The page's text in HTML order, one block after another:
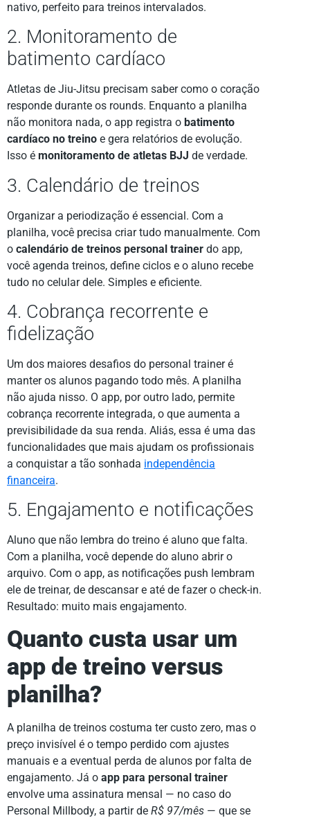
nativo, perfeito para treinos intervalados.
2. Monitoramento de
batimento cardíaco
Atletas de Jiu-Jitsu precisam saber como o coração
responde durante os rounds. Enquanto a planilha
não monitora nada, o app registra o batimento
cardíaco no treino e gera relatórios de evolução.
Isso é monitoramento de atletas BJJ de verdade.
3. Calendário de treinos
Organizar a periodização é essencial. Com a
planilha, você precisa criar tudo manualmente. Com
o calendário de treinos personal trainer do app,
você agenda treinos, define ciclos e o aluno recebe
tudo no celular dele. Simples e eficiente.
4. Cobrança recorrente e
fidelização
Um dos maiores desafios do personal trainer é
manter os alunos pagando todo mês. A planilha
não ajuda nisso. O app, por outro lado, permite
cobrança recorrente integrada, o que aumenta a
previsibilidade da sua renda. Aliás, essa é uma das
funcionalidades que mais ajudam os profissionais
a conquistar a tão sonhada independência
financeira.
5. Engajamento e notificações
Aluno que não lembra do treino é aluno que falta.
Com a planilha, você depende do aluno abrir o
arquivo. Com o app, as notificações push lembram
ele de treinar, de descansar e até de fazer o check-in.
Resultado: muito mais engajamento.
Quanto custa usar um
app de treino versus
planilha?
A planilha de treinos costuma ter custo zero, mas o
preço invisível é o tempo perdido com ajustes
manuais e a eventual perda de alunos por falta de
engajamento. Já o app para personal trainer
envolve uma assinatura mensal — no caso do
Personal Millbody, a partir de R$ 97/mês — que se